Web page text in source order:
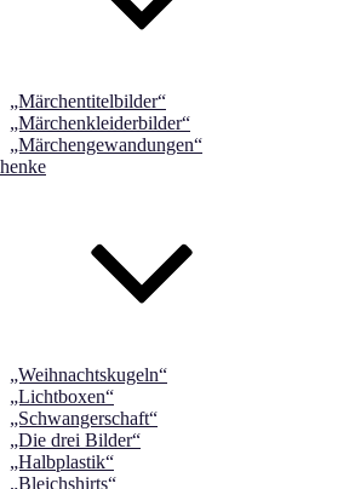
„Märchentitelbilder“
„Märchenkleiderbilder“
„Märchengewandungen“
„Weihnachtskugeln“
„Lichtboxen“
„Schwangerschaft“
„Die drei Bilder“
„Halbplastik“
„Bleichshirts“